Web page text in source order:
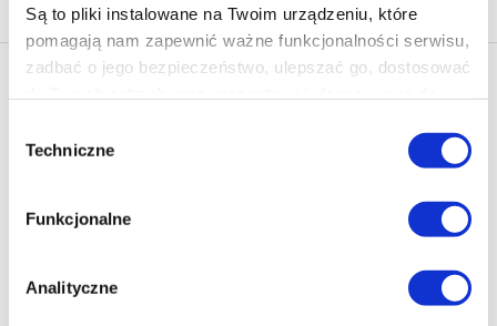
Są to pliki instalowane na Twoim urządzeniu, które
pomagają nam zapewnić ważne funkcjonalności serwisu,
zadbać o jego bezpieczeństwo, ulepszać go, dostosować
Poza plikami, które są nam niezbędne do prawidłowego
i bezpiecznego działania serwisu - są także takie, które
wymagają Twojej zgody.
Każda udzielona zgoda poprawi Twoje doświadczenia
zgody
Techniczne
Funkcjonalne
Analityczne
Newsletter - rabat 10%
marketingowych dotyczących virtualo.pl oraz partnerów biznesowych
Virtualo.
Polityce Prywatności
Wycofanie zgody nie wpływa na zgodność z prawem przetwarzania